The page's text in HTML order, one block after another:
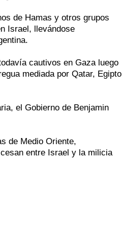
de Hamas y otros grupos
Israel, llevándose
cautivos en Gaza luego
mediada por Qatar, Egipto
el Gobierno de Benjamin
de Medio Oriente,
entre Israel y la milicia